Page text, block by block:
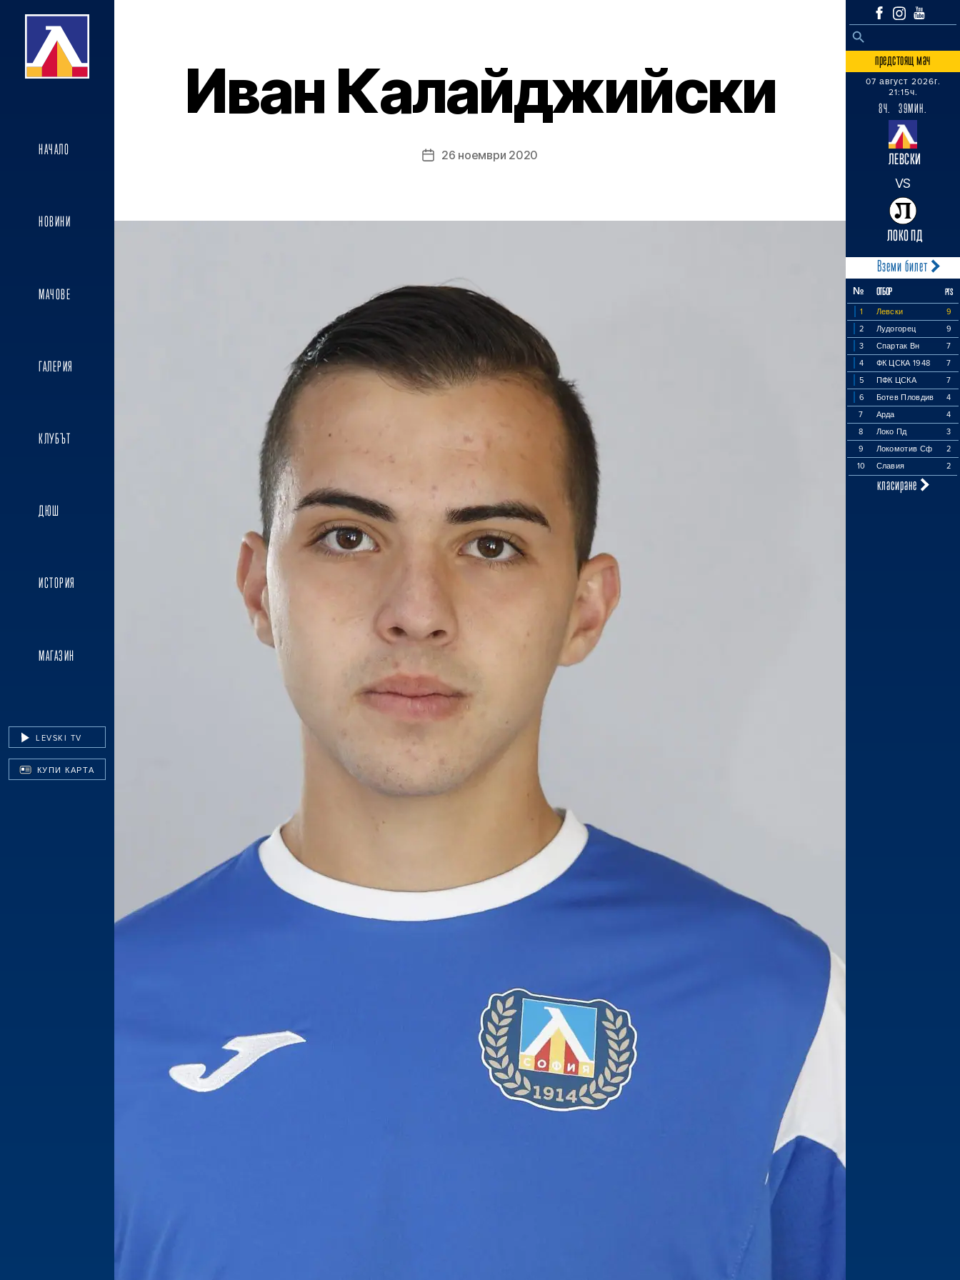
НАЧАЛО
НОВИНИ
МАЧОВЕ
ГАЛЕРИЯ
КЛУБЪТ
ДЮШ
ИСТОРИЯ
МАГАЗИН
LEVSKI TV
КУПИ КАРТА
Search
SEARCH BUTTON
предстоящ мач
07 август 2026г.
21:15ч.
8Ч. 39МИН.
ЛЕВСКИ
VS
ЛОКО ПД
Вземи билет
№ ОТБОР PTS
1 Левски
9
2
Лудогорец
9
3
Спартак Вн
7
4
ФК ЦСКА 1948
7
5
ПФК ЦСКА
7
6
Ботев Пловдив
4
7
Арда
4
8
Локо Пд
3
9
Локомотив Сф
2
10
Славия 2
класиране
Иван Калайджийски
Post26 ноември 2020